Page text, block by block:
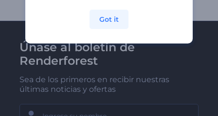
Únase al boletín de
Renderforest
Sea de los primeros en recibir nuestras
últimas noticias y ofertas
Got it